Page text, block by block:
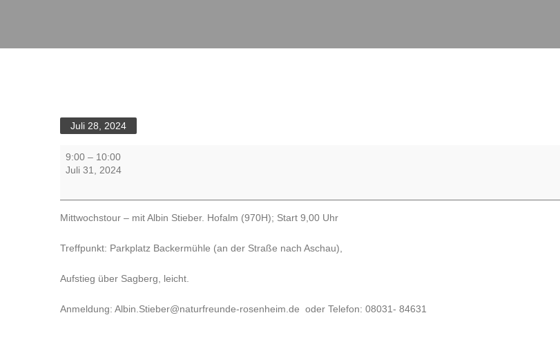
Juli 28, 2024
Bergtour
9:00 – 10:00
Juli 31, 2024
Mittwochstour – mit Albin Stieber. Hofalm (970H); Start 9,00 Uhr
Treffpunkt: Parkplatz Backermühle (an der Straße nach Aschau),
Aufstieg über Sagberg, leicht.
Anmeldung: Albin.Stieber@naturfreunde-rosenheim.de oder Telefon: 08031- 84631